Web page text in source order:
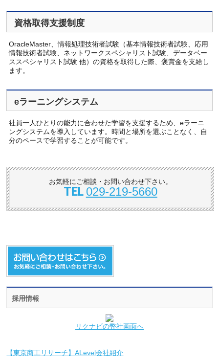
資格取得支援制度
OracleMaster、情報処理技術者試験（基本情報技術者試験、応用
情報技術者試験、ネットワークスペシャリスト試験、データベー
ススペシャリスト試験 他）の資格を取得した際、褒賞金を支給し
ます。
eラーニングシステム
社員一人ひとりの能力に合わせた学習を支援するため、eラーニ
ングシステムを導入しています。時間と場所を選ぶことなく、自
分のペースで学習することが可能です。
お気軽にご相談・お問い合わせ下さい。
TEL 029-219-5660
採用情報
リクナビの弊社画面へ
【東京商工リサーチ】ALevel会社紹介